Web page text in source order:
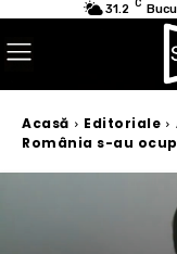
31.2 C
Acasă Editoriale
România s-au